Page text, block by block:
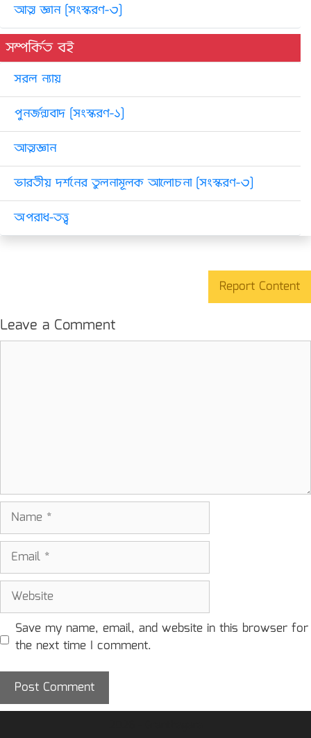
আত্ম জ্ঞান [সংস্করণ-৩]
সম্পর্কিত বই
সরল ন্যায়
পুনর্জন্মবাদ [সংস্করণ-১]
আত্মজ্ঞান
ভারতীয় দর্শনের তুলনামূলক আলোচনা [সংস্করণ-৩]
অপরাধ-তত্ত্ব
Report Content
Leave a Comment
Name
Email
Website
Save my name, email, and website in this browser for
the next time I comment.